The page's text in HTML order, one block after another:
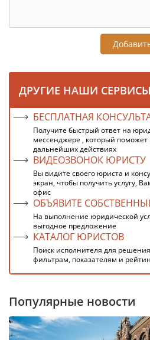
ДРУГИЕ НАШИ
БЕСПЛАТНАЯ
Получите быстрый ответ на
мессенджере , который
дальнейших действиях
ВИДЕОЗВОНОК ЮРИСТУ
Вы видите своего юриста и
экран, чтобы получить услугу,
офис
ОБЪЯВИТЕ
На выполнение юридической
выгодное предложение
КАТАЛОГ ЮРИСТОВ
Поиск исполнителя для
фильтрам, показателям и
Популярные новости